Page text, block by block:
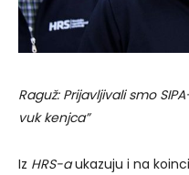
Raguž: Prijavljivali smo
vuk kenjca”
Iz HRS-aukazuju i na